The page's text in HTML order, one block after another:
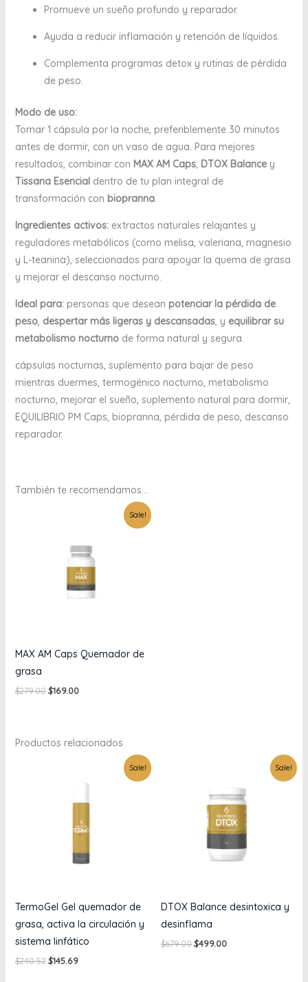
Promueve un sueño profundo y reparador.
Ayuda a reducir inflamación y retención de líquidos.
Complementa programas detox y rutinas de pérdida
de peso.
Modo de uso:
Tomar 1 cápsula por la noche, preferiblemente 30 minutos
antes de dormir, con un vaso de agua. Para mejores
resultados, combinar con MAX AM Caps, DTOX Balancey
Tissana Esencialdentro de tu plan integral de
transformación con biopranna.
Ingredientes activos:extractos naturales relajantes y
reguladores metabólicos (como melisa, valeriana, magnesio
y L-teanina), seleccionados para apoyar la quema de grasa
y mejorar el descanso nocturno.
Ideal para:personas que desean potenciar la pérdida de
peso, despertar más ligeras y descansadas, y equilibrar su
metabolismo nocturnode forma natural y segura.
cápsulas nocturnas, suplemento para bajar de peso
mientras duermes, termogénico nocturno, metabolismo
nocturno, mejorar el sueño, suplemento natural para dormir,
EQUILIBRIO PM Caps, biopranna, pérdida de peso, descanso
reparador.
También te recomendamos…
Sale!
MAX AM Caps Quemador de
grasa
$279.00
$279.00.
$169.00
$169.00.
Productos relacionados
Sale!
TermoGel Gel quemador de
grasa, activa la circulación y
sistema linfático
$240.52 $145.69
Sale!
DTOX Balance desintoxica y
desinflama
$679.00
$679.00.
$499.00
$499.00.